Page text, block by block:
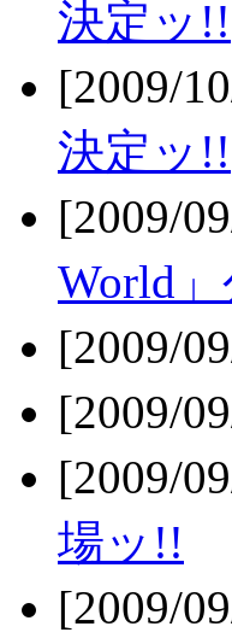
決定ッ!!
[2009/
決定ッ!!
[2009/
World
[2009/
[2009/
[2009/
場ッ!!
[2009/